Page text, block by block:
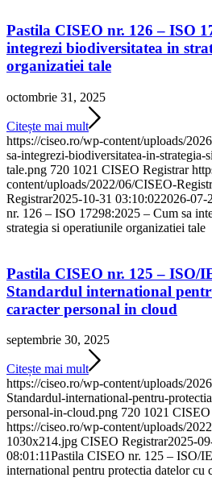
Pastila CISEO nr. 126 – ISO
integrezi biodiversitatea in
organizatiei tale
octombrie 31, 2025
Citește mai mult
https://ciseo.ro/wp-content/uploads/
sa-integrezi-biodiversitatea-in-
tale.png 720 1021 CISEO Registrar
content/uploads/2022/06/CISEO-
Registrar2025-10-31 03:10:022026-07-
nr. 126 – ISO 17298:2025 – Cum sa
strategia si operatiunile organizatiei tale
Pastila CISEO nr. 125 – ISO/
Standardul international
caracter personal in cloud
septembrie 30, 2025
Citește mai mult
https://ciseo.ro/wp-content/uploads/
Standardul-international-pentru-
personal-in-cloud.png 720 1021 CISEO
https://ciseo.ro/wp-content/uploads/
1030x214.jpg CISEO Registrar2025-
08:01:11Pastila CISEO nr. 125 – ISO/
international pentru protectia datelor cu